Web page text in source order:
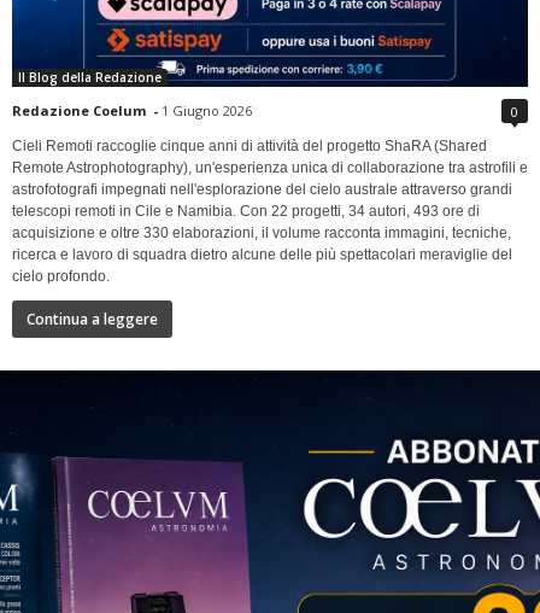
Il Blog della Redazione
Redazione Coelum - 1 Giugno 2026 0
Cieli Remoti raccoglie cinque anni di attività del progetto ShaRA (Shared
Remote Astrophotography), un'esperienza unica di collaborazione tra astrofili e
astrofotografi impegnati nell'esplorazione del cielo australe attraverso grandi
telescopi remoti in Cile e Namibia. Con 22 progetti, 34 autori, 493 ore di
acquisizione e oltre 330 elaborazioni, il volume racconta immagini, tecniche,
ricerca e lavoro di squadra dietro alcune delle più spettacolari meraviglie del
cielo profondo.
Continua a leggere